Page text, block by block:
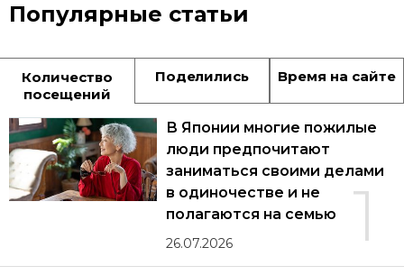
Популярные статьи
Количество
посещений
Поделились Время на сайте
1
В Японии многие пожилые
люди предпочитают
заниматься своими делами
в одиночестве и не
полагаются на семью
26.07.2026